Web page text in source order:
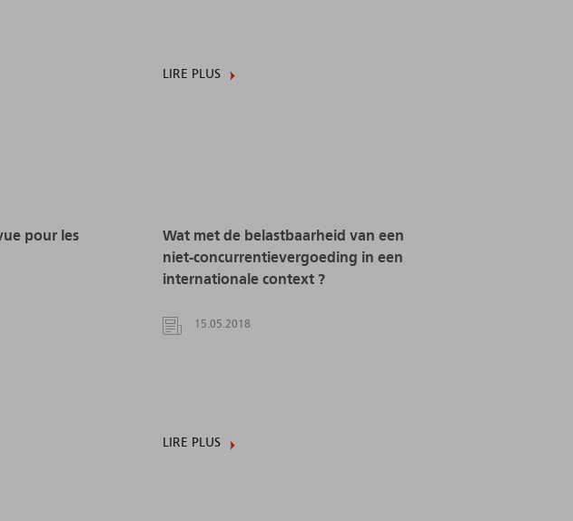
LIRE PLUS
pour les
Wat met de belastbaarheid van een
niet-concurrentievergoeding in een
internationale context ?
15.05.2018
LIRE PLUS